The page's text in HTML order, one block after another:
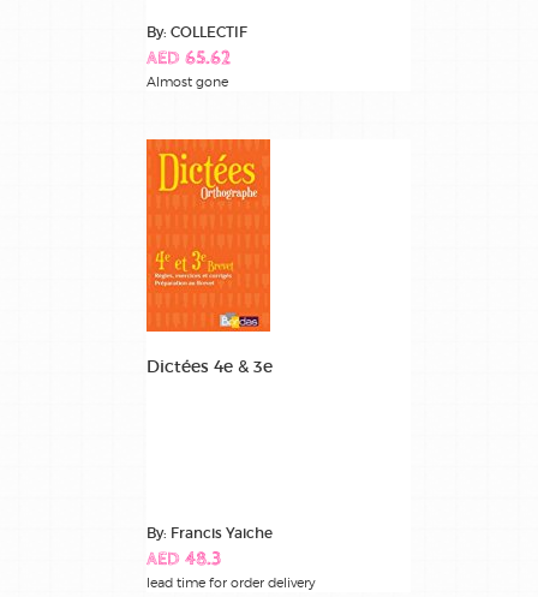
By: COLLECTIF
AED 65.62
Almost gone
Dictées 4e & 3e
By: Francis Yaiche
AED 48.3
lead time for order delivery